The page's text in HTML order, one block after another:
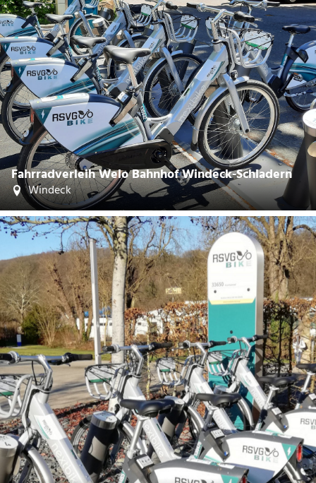
Fahrradverleih Welo Bahnhof Windeck-Schladern
Windeck
©
CC-BY-SA
| Rhein-Sieg-Kreis